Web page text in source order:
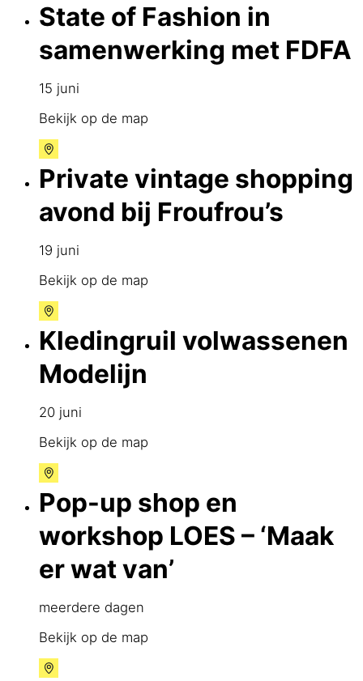
State of Fashion in
samenwerking met FDFA
15 juni
Bekijk op de map
Private vintage shopping
avond bij Froufrou’s
19 juni
Bekijk op de map
Kledingruil volwassenen
Modelijn
20 juni
Bekijk op de map
Pop-up shop en
workshop LOES – ‘Maak
er wat van’
meerdere dagen
Bekijk op de map